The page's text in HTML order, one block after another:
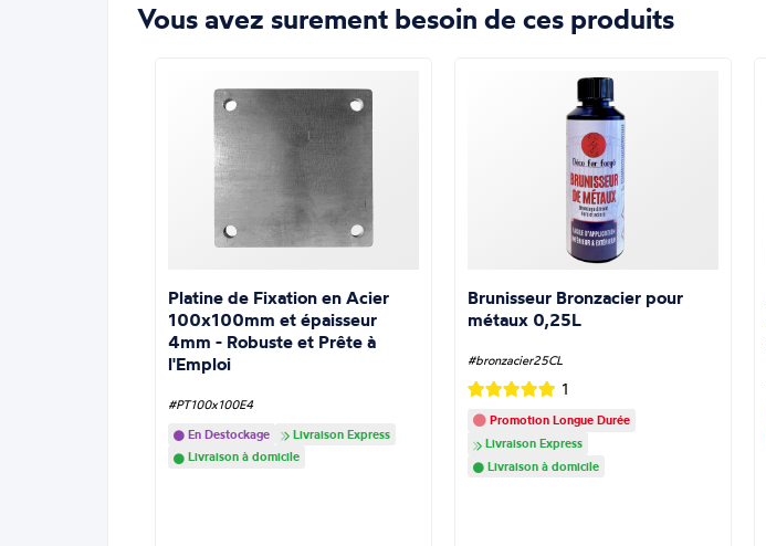
Vous avez surement besoin de ces produits
Platine de Fixation en Acier
100x100mm et épaisseur
4mm - Robuste et Prête à
l'Emploi
#PT100x100E4
En Destockage
Livraison Express
Livraison à domicile
Brunisseur Bronzacier pour
métaux 0,25L
#bronzacier25CL
1
Promotion Longue Durée
Livraison Express
Livraison à domicile